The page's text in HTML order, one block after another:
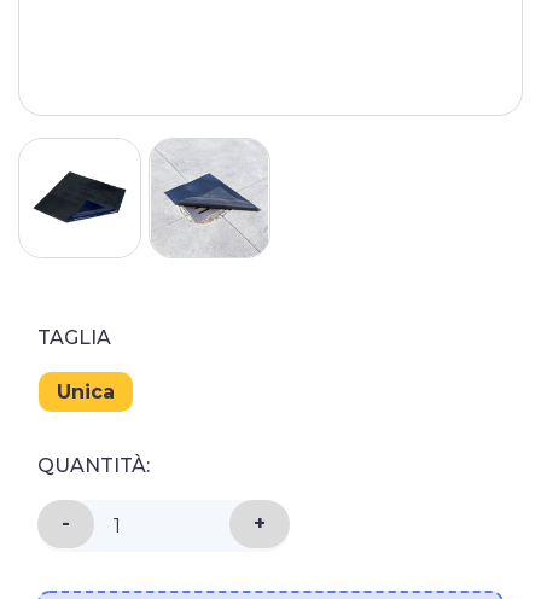
TAGLIA
Unica
QUANTITÀ:
DIMINUISCI LA QUANTITÀ DI TAPPETO
- AUMENTA LA QUANTITÀ
+